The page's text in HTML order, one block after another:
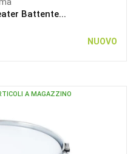
Battente...
NUOVO
A MAGAZZINO